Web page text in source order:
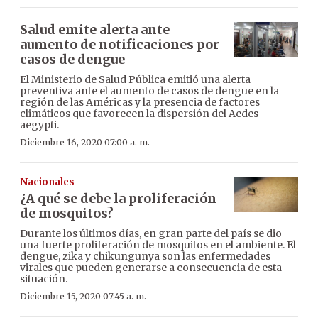
Salud emite alerta ante
aumento de notificaciones por
casos de dengue
El Ministerio de Salud Pública emitió una alerta
preventiva ante el aumento de casos de dengue en la
región de las Américas y la presencia de factores
climáticos que favorecen la dispersión del Aedes
aegypti.
Diciembre 16, 2020 07:00 a. m.
Nacionales
¿A qué se debe la proliferación
de mosquitos?
Durante los últimos días, en gran parte del país se dio
una fuerte proliferación de mosquitos en el ambiente. El
dengue, zika y chikungunya son las enfermedades
virales que pueden generarse a consecuencia de esta
situación.
Diciembre 15, 2020 07:45 a. m.